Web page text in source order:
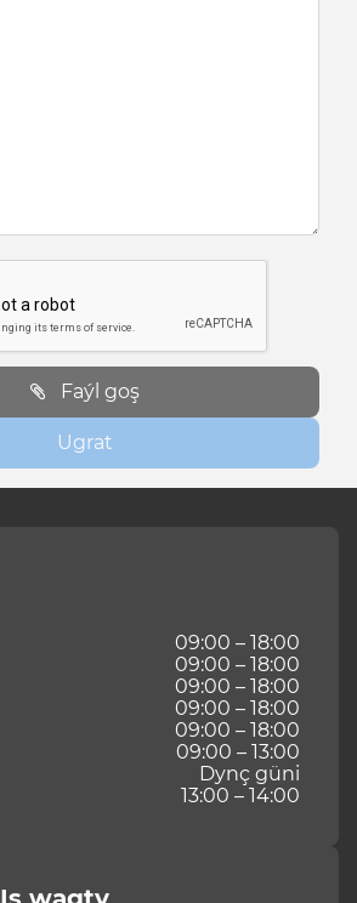
Faýl goş
Ugrat
09:00 – 18:00
09:00 – 18:00
09:00 – 18:00
09:00 – 18:00
09:00 – 18:00
09:00 – 13:00
Dynç güni
13:00 – 14:00